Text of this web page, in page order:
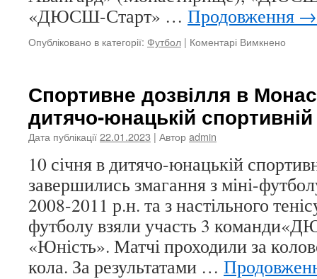
«ДЮСШ-Старт» … Продовження →
Опубліковано в категорії: Футбол | Коментарі Вимкнено
міні-
“Кубок
Спортивне дозвілля в
дитячо-юнацькій
Дата публікації22.01.2023 | Авторadmin
10 січня в дитячо-юнацькій
завершились змагання з міні-
2008-2011 р.н. та з настільного
футболу взяли участь 3
«Юність». Матчі проходили за
кола. За результатами …